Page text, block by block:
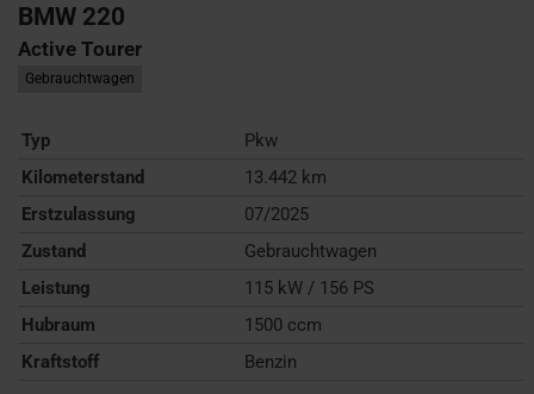
BMW 220
Active Tourer
Gebrauchtwagen
Typ
Pkw
Kilometerstand
13.442 km
Erstzulassung
07/2025
Zustand
Gebrauchtwagen
Leistung
115 kW / 156 PS
Hubraum
1500 ccm
Kraftstoff
Benzin